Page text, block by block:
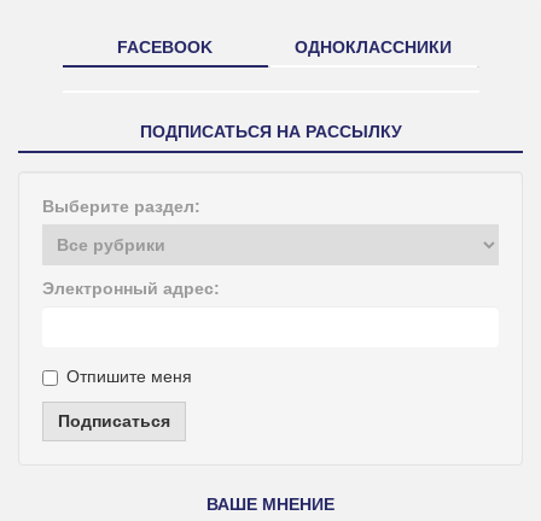
FACEBOOK ОДНОКЛАССНИКИ
ПОДПИСАТЬСЯ НА РАССЫЛКУ
Выберите раздел:
Электронный адрес:
Отпишите меня
Подписаться
ВАШЕ МНЕНИЕ